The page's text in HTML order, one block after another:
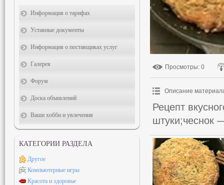
Просмотры: 0
Описание
Рецепт
штуки;чеснок
Информация о тарифах
Уставные документы
Информация о поставщиках услуг
Галерея
Форум
Доска объявлений
Ваши хобби и увлечения
КАТЕГОРИИ РАЗДЕЛА
Другое
Компьютерные игры
Красота и здоровье